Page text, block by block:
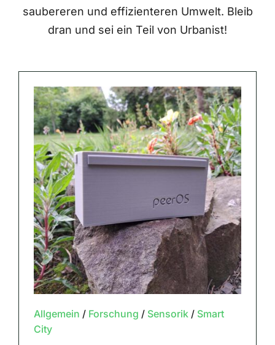
saubereren und effizienteren Umwelt. Bleib
dran und sei ein Teil von Urbanist!
Allgemein / Forschung / Sensorik/ Smart
City